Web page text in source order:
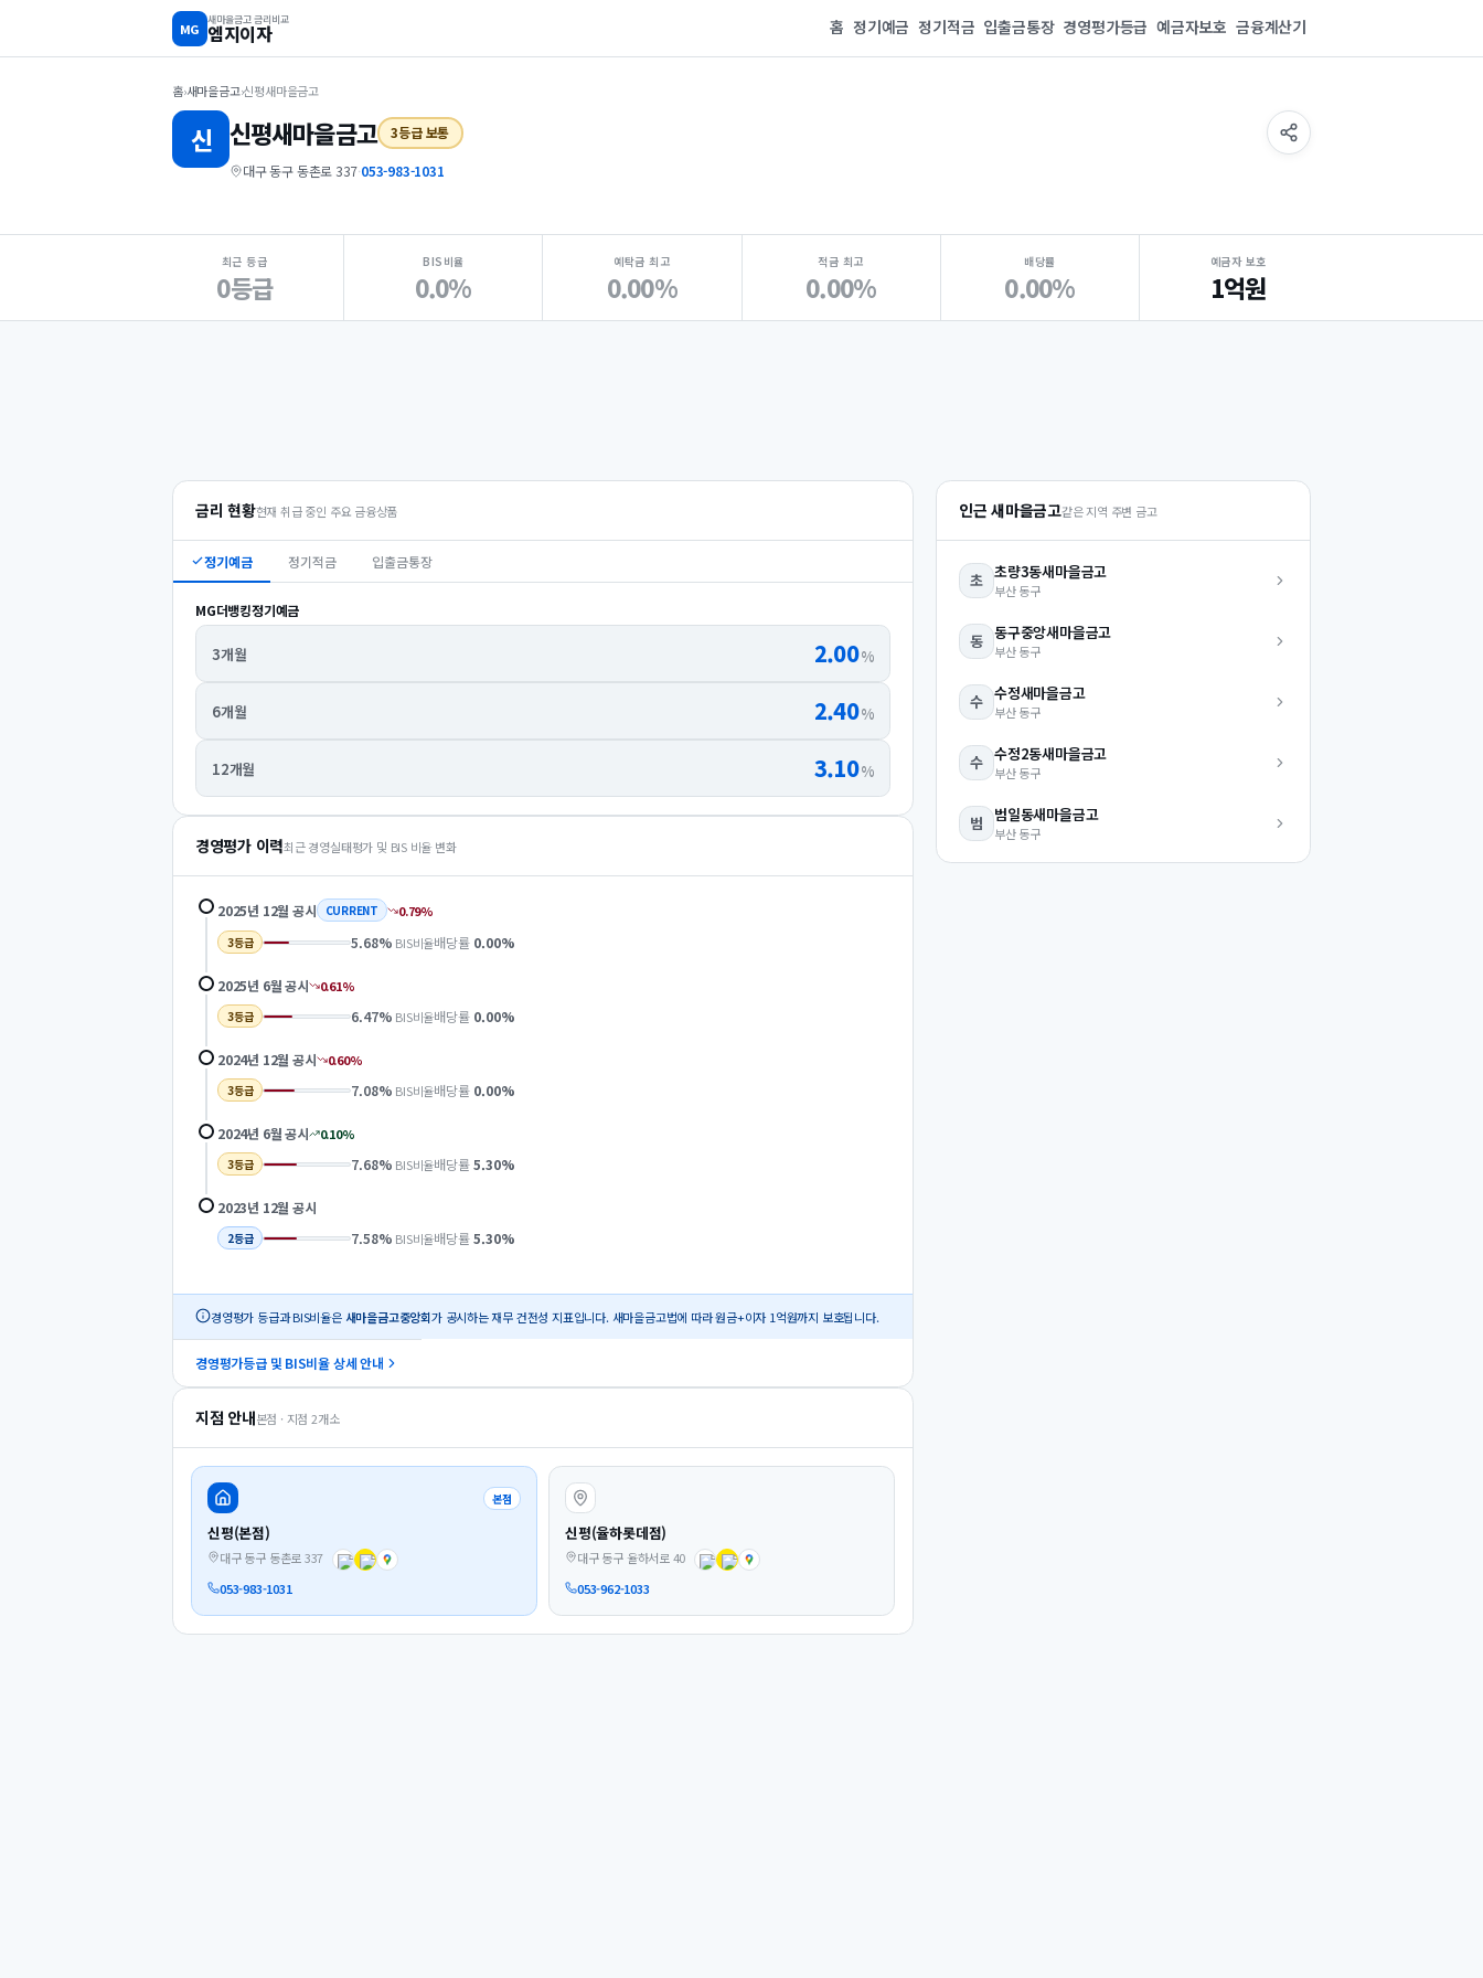
MG
새마을금고 금리비교
엠지이자 홈 정기예금 정기적금 입출금통장 경영평가등급 예금자보호 금융계산기
홈›새마을금고›신평새마을금고
신 신평새마을금고 3등급 보통
대구 동구 동촌로 337·053-983-1031
최근 등급
0등급
BIS비율
0.0%
예탁금 최고
0.00%
적금 최고
0.00%
배당률
0.00%
예금자 보호
1억원
금리 현황현재 취급 중인 주요 금융상품
정기예금 정기적금 입출금통장
MG더뱅킹정기예금
3개월 2.00%
6개월 2.40%
12개월 3.10%
경영평가 이력최근 경영실태평가 및 BIS 비율 변화
2025년 12월 공시 CURRENT 0.79%
3등급 5.68% BIS비율배당률 0.00%
2025년 6월공시 0.61%
3등급 6.47% BIS비율배당률 0.00%
2024년 12월 공시 0.60%
3등급 7.08% BIS비율배당률 0.00%
2024년 6월공시 0.10%
3등급 7.68% BIS비율배당률 5.30%
2023년 12월 공시
2등급 7.58% BIS비율배당률 5.30%
경영평가 등급과 BIS비율은 새마을금고중앙회가 공시하는 재무 건전성 지표입니다. 새마을금고법에 따라 원금+이자 1억원까지 보호됩니다.
경영평가등급 및 BIS비율 상세 안내
지점 안내본점 · 지점 2개소
본점
신평(본점)
대구 동구 동촌로 337
053-983-1031
신평(율하롯데점)
대구 동구 율하서로 40
053-962-1033
인근 새마을금고같은 지역 주변 금고
초 초량3동새마을금고
부산 동구
동 동구중앙새마을금고
부산 동구
수 수정새마을금고
부산 동구
수 수정2동새마을금고
부산 동구
범 범일동새마을금고
부산 동구